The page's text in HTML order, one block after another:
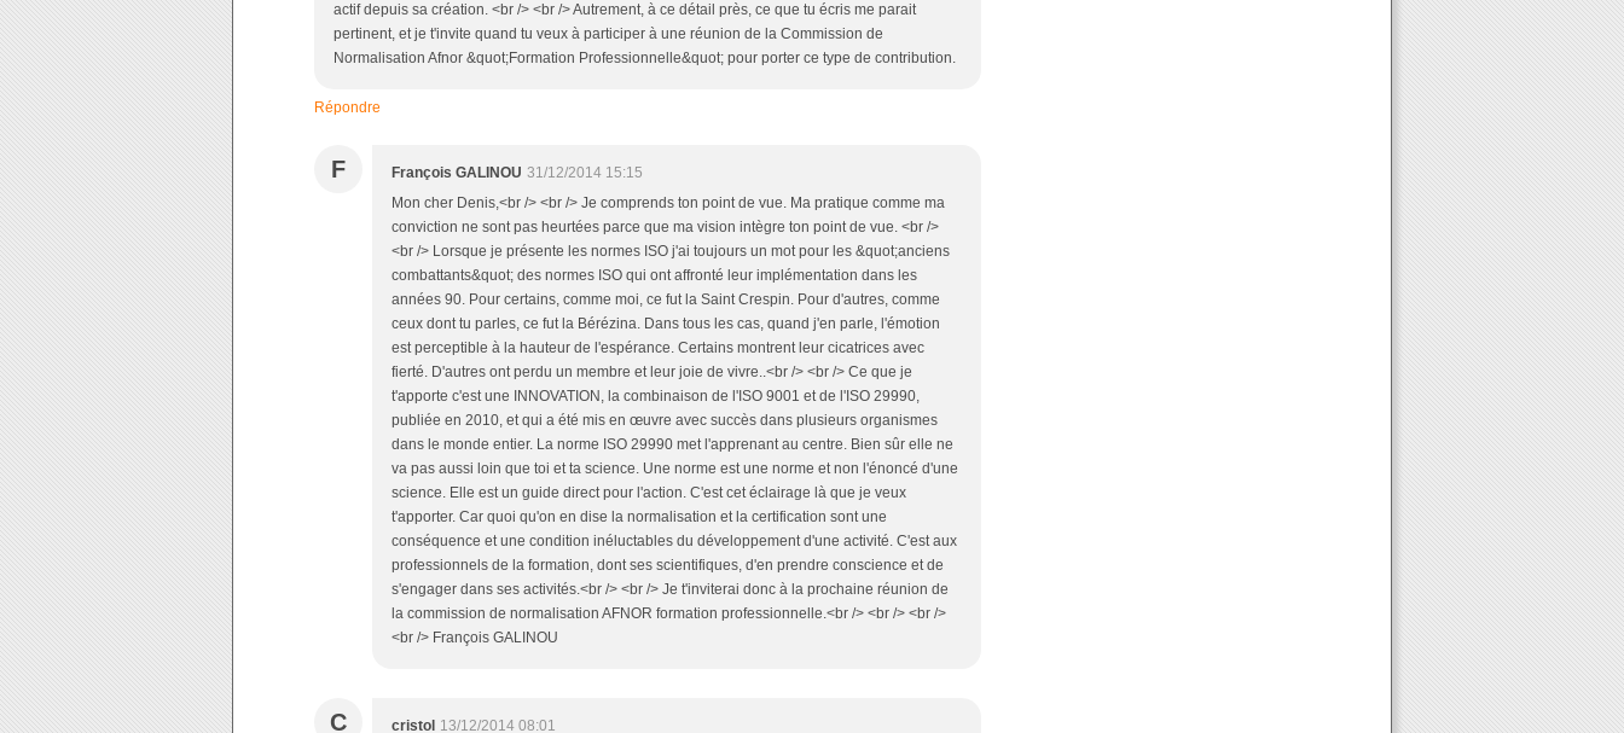
actif depuis sa création. <br /> <br /> Autrement, à ce détail près, ce que tu écris me parait
pertinent, et je t'invite quand tu veux à participer à une réunion de la Commission de
Normalisation Afnor &quot;Formation Professionnelle&quot; pour porter ce type de contribution.
Répondre
F François GALINOU 31/12/2014 15:15
Mon cher Denis,<br /> <br /> Je comprends ton point de vue. Ma pratique comme ma
conviction ne sont pas heurtées parce que ma vision intègre ton point de vue. <br />
<br /> Lorsque je présente les normes ISO j'ai toujours un mot pour les &quot;anciens
combattants&quot; des normes ISO qui ont affronté leur implémentation dans les
années 90. Pour certains, comme moi, ce fut la Saint Crespin. Pour d'autres, comme
ceux dont tu parles, ce fut la Bérézina. Dans tous les cas, quand j'en parle, l'émotion
est perceptible à la hauteur de l'espérance. Certains montrent leur cicatrices avec
fierté. D'autres ont perdu un membre et leur joie de vivre..<br /> <br /> Ce que je
t'apporte c'est une INNOVATION, la combinaison de l'ISO 9001 et de l'ISO 29990,
publiée en 2010, et qui a été mis en œuvre avec succès dans plusieurs organismes
dans le monde entier. La norme ISO 29990 met l'apprenant au centre. Bien sûr elle ne
va pas aussi loin que toi et ta science. Une norme est une norme et non l'énoncé d'une
science. Elle est un guide direct pour l'action. C'est cet éclairage là que je veux
t'apporter. Car quoi qu'on en dise la normalisation et la certification sont une
conséquence et une condition inéluctables du développement d'une activité. C'est aux
professionnels de la formation, dont ses scientifiques, d'en prendre conscience et de
s'engager dans ses activités.<br /> <br /> Je t'inviterai donc à la prochaine réunion de
la commission de normalisation AFNOR formation professionnelle.<br /> <br /> <br />
<br /> François GALINOU
C cristol 13/12/2014 08:01